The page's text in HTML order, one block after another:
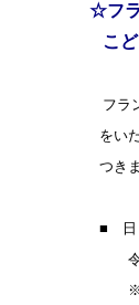
☆フラ
こど
フラ
をい
つき
■ 日
令和
※８